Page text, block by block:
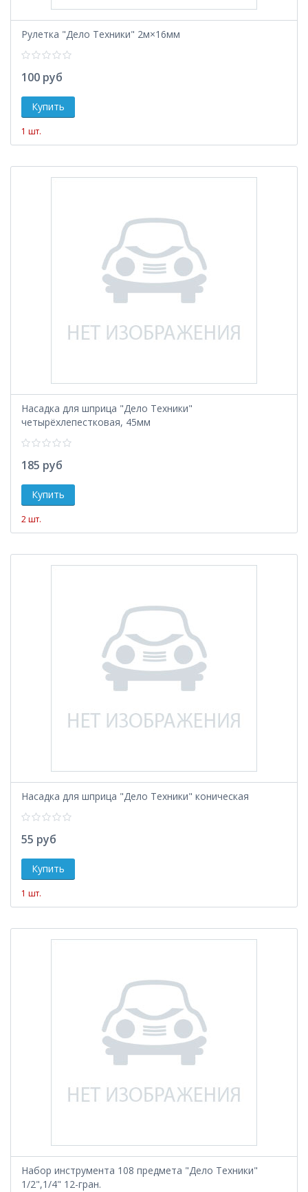
Рулетка "Дело Техники" 2м×16мм
100 руб
1 шт.
Насадка для шприца "Дело Техники"
четырёхлепестковая, 45мм
185 руб
2 шт.
Насадка для шприца "Дело Техники" коническая
55 руб
1 шт.
Набор инструмента 108 предмета "Дело Техники"
1/2",1/4" 12-гран.